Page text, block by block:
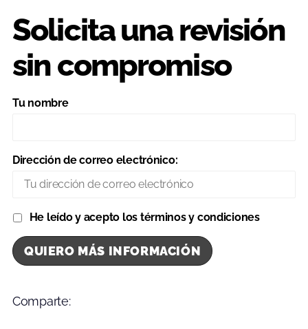
Solicita una revisión
sin compromiso
Tu nombre
Dirección de correo electrónico:
He leído y acepto los términos y condiciones
Comparte: